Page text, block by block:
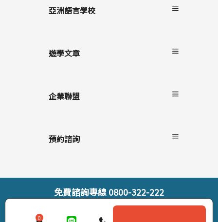
34
36
碧瑤
克拉克
亞洲語言學校
遊學文章
遊學懶人包
語言學校/生活
企業聯盟
上學院留學
遊學隨身秘書APP
預約諮詢
線上直接報名
索取遊學雜誌
免費諮詢專線0800-322-222
0